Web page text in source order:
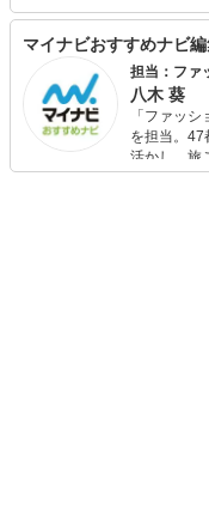
くアドバイ
事の中で関わっ
も活動して
「はじめて
ンに興味の
マイナビおすすめナビ
担当：ファ
八木 葵
「ファッ
を担当。47
活かし、旅
が得意。ま